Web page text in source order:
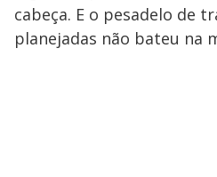
cabeça. E o pesadelo de
planejadas não bateu na